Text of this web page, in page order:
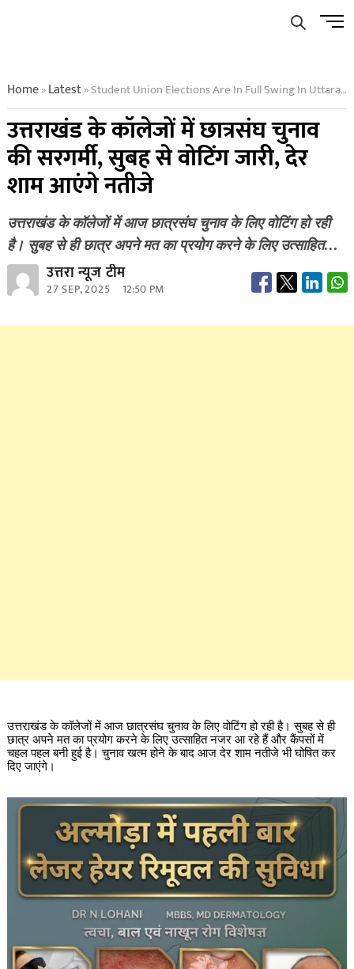
Menu
Home»Latest»Student Union Elections Are In Full Swing In Uttarakhand Colleges Voting Has Been Underway Since Morning Results Will Be Announced Late In The Evening
उत्तराखंड के कॉलेजों में छात्रसंघ चुनाव
की सरगर्मी, सुबह से वोटिंग जारी, देर
शाम आएंगे नतीजे
उत्तराखंड के कॉलेजों में आज छात्रसंघ चुनाव के लिए वोटिंग हो रही
है। सुबह से ही छात्र अपने मत का प्रयोग करने के लिए उत्साहित…
उत्तरा न्यूज टीम
27 SEP, 2025 12:50 PM
उत्तराखंड के कॉलेजों में आज छात्रसंघ चुनाव के लिए वोटिंग हो रही है। सुबह से ही
छात्र अपने मत का प्रयोग करने के लिए उत्साहित नजर आ रहे हैं और कैंपसों में
चहल पहल बनी हुई है। चुनाव खत्म होने के बाद आज देर शाम नतीजे भी घोषित कर
दिए जाएंगे।